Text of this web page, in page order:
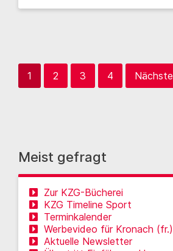
1 2 3 4 Nächste
Meist gefragt
Zur KZG-Bücherei
KZG Timeline Sport
Terminkalender
Werbevideo für Kronach (fr.)
Aktuelle Newsletter